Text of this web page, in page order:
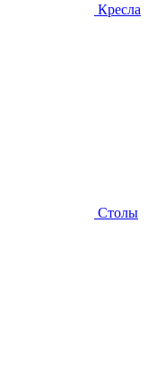
Кресла
Столы